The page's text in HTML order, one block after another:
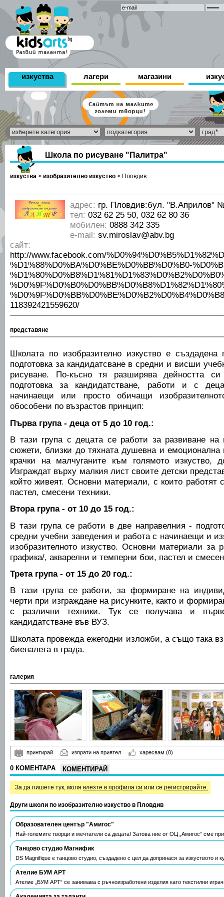
изкуства лагери магазини
Школа по рисуване "Палитра"
изкуства > изобразително изкуство > Пловдив
адрес: гр. Пловдив:бул. "В.Априлов"
тел: 032 62 25 50, 032 62 80 36
мобилен: 0888 342 335
е-mail: sv.miroslav@abv.bg
сайт:
http://www.facebook.com/
%D1%88%D0%BA%D0%BE%D0%BB%D0%B0-
118392421559620/
представяне
Школата по изобразително изкуство е
подготовка за кандидатсване в средни и висши
рисуване. По-късно тя разширява дейността
подготовка за кандидатстване, работи и с
начинаещи или просто обичащи
обособени по възрастов принцип:
Първа група - деца от 5 до 10 год.:
В тази група с децата се работи за развиване
сюжети, близки до тяхната душевна и емоционална
крачки на малчуганите към голямото изкуство,
Изграждат върху малкия лист своите детски
който живеят. Основни материали, с които работят
пастел, смесени техники.
Втора група - от 10 до 15 год.:
В тази група се работи в две направелния -
средни учебни заведения и работа с начинаещи и
изобразителното изкуство. Основни материали за
графика/, акварелни и темперни бои, пастел и
Трета група - от 15 до 20 год.:
В тази група се работи, за формиране на
черти при изграждане на рисунките, както и
с различни техники. Тук се получава и
кандидатстване във ВУЗ.
Школата провежда ежегодни изложби, а също така
биеналета в града.
галерия
принтирай изпрати на приятел харесвам (0)
0 КОМЕНТАРА КОМЕНТИРАЙ
За да пишете тук, моля влезте в профила си или се регистрирайте.
Други школи по изобразително изкуство в Пловдив
Образователен център "Амигос"
Най-големите творци и мечтатели са децата! Затова ние от ОЦ „Амигос” сме
Танцово студио Магнифик
DS Magnifiquе е танцово студио, създадено с цел да допринася за изкуството и
Ателие БУМ АРТ
Ателие „БУМ АРТ“ се занимава с ръчноизработени изделия като текстилни